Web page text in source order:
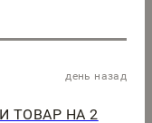
день назад
ТОВАР НА 2